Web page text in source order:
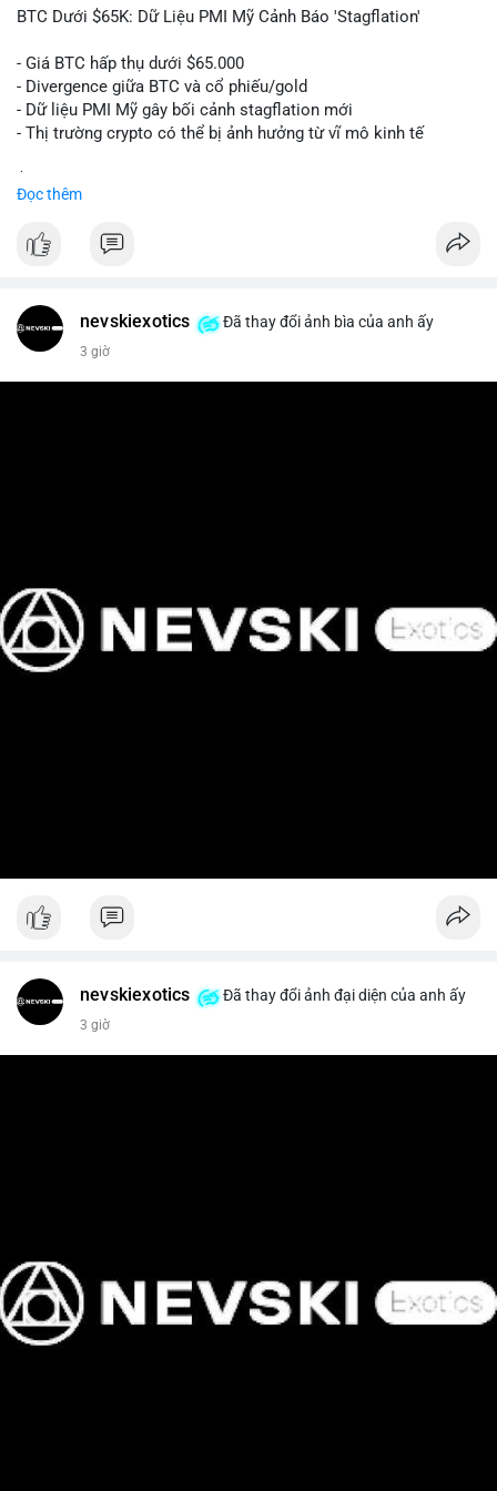
📰 Nguồn: Cointelegraph
BTC Dưới $65K: Dữ Liệu PMI Mỹ Cảnh Báo 'Stagflation'
- Giá BTC hấp thụ dưới $65.000
- Divergence giữa BTC và cổ phiếu/gold
- Dữ liệu PMI Mỹ gây bối cảnh stagflation mới
- Thị trường crypto có thể bị ảnh hưởng từ vĩ mô kinh tế
Đọc thêm
nevskiexotics Đã thay đổi ảnh bìa của anh ấy
3 giờ
nevskiexotics Đã thay đổi ảnh đại diện của anh ấy
3 giờ